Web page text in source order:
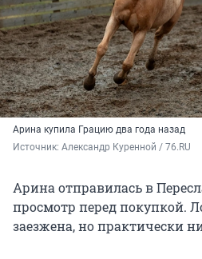
Арина купила Грацию два года назад
Источник: Александр Куренной / 76.RU
Арина отправилась в
просмотр перед покупкой.
заезжена, но практически